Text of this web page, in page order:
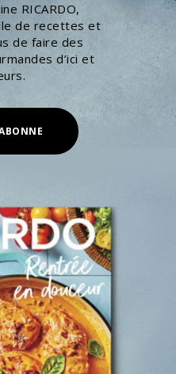
RICARDO,
de recettes et
de faire des
d’ici et